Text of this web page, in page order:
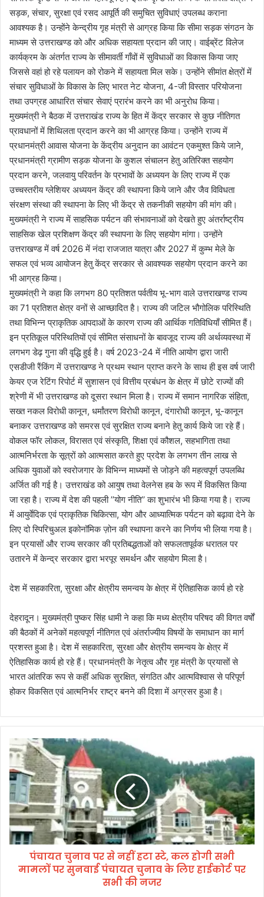
सड़क, संचार, सुरक्षा एवं रसद आपूर्ति की समुचित सुविधाएं उपलब्ध कराना
आवश्यक है। उन्होंने केन्द्रीय गृह मंत्री से आग्रह किया कि सीमा सड़क संगठन के
माध्यम से उत्तराखण्ड को और अधिक सहायता प्रदान की जाए। वाईब्रेंट विलेज
कार्यक्रम के अंतर्गत राज्य के सीमावर्ती गाँवों में सुविधाओं का विकास किया जाए
जिससे वहां हो रहे पलायन को रोकने में सहायता मिल सके। उन्होंने सीमांत क्षेत्रों में
संचार सुविधाओं के विकास के लिए भारत नेट योजना, 4-जी विस्तार परियोजना
तथा उपग्रह आधारित संचार सेवाएं प्रारंभ करने का भी अनुरोध किया।
मुख्यमंत्री ने बैठक में उत्तराखंड राज्य के हित में केंद्र सरकार से कुछ नीतिगत
प्रावधानों में शिथिलता प्रदान करने का भी आग्रह किया। उन्होंने राज्य में
प्रधानमंत्री आवास योजना के केंद्रीय अनुदान का आवंटन एकमुश्त किये जाने,
प्रधानमंत्री ग्रामीण सड़क योजना के कुशल संचालन हेतु अतिरिक्त सहयोग
प्रदान करने, जलवायु परिवर्तन के प्रभावों के अध्ययन के लिए राज्य में एक
उच्चस्तरीय ग्लेशियर अध्ययन केंद्र की स्थापना किये जाने और जैव विविधता
संरक्षण संस्था की स्थापना के लिए भी केंद्र से तकनीकी सहयोग की मांग की।
मुख्यमंत्री ने राज्य में साहसिक पर्यटन की संभावनाओं को देखते हुए अंतर्राष्ट्रीय
साहसिक खेल प्रशिक्षण केंद्र की स्थापना के लिए सहयोग मांगा। उन्होंने
उत्तराखण्ड में वर्ष 2026 में नंदा राजजात यात्रा और 2027 में कुम्भ मेले के
सफल एवं भव्य आयोजन हेतु केंद्र सरकार से आवश्यक सहयोग प्रदान करने का
भी आग्रह किया।
मुख्यमंत्री ने कहा कि लगभग 80 प्रतिशत पर्वतीय भू-भाग वाले उत्तराखण्ड राज्य
का 71 प्रतिशत क्षेत्र वनों से आच्छादित है। राज्य की जटिल भौगोलिक परिस्थिति
तथा विभिन्न प्राकृतिक आपदाओं के कारण राज्य की आर्थिक गतिविधियाँ सीमित हैं।
इन प्रतिकूल परिस्थितियों एवं सीमित संसाधनों के बावजूद राज्य की अर्थव्यवस्था में
लगभग डेढ़ गुना की वृद्धि हुई है। वर्ष 2023-24 में नीति आयोग द्वारा जारी
एसडीजी रैंकिंग में उत्तराखण्ड ने प्रथम स्थान प्राप्त करने के साथ ही इस वर्ष जारी
केयर एज रेटिंग रिपोर्ट में सुशासन एवं वित्तीय प्रबंधन के क्षेत्र में छोटे राज्यों की
श्रेणी में भी उत्तराखण्ड को दूसरा स्थान मिला है। राज्य में समान नागरिक संहिता,
सख्त नकल विरोधी कानून, धर्मांतरण विरोधी कानून, दंगारोधी कानून, भू-कानून
बनाकर उत्तराखण्ड को समरस एवं सुरक्षित राज्य बनाने हेतु कार्य किये जा रहे हैं।
वोकल फॉर लोकल, विरासत एवं संस्कृति, शिक्षा एवं कौशल, सहभागिता तथा
आत्मनिर्भरता के सूत्रों को आत्मसात करते हुए प्रदेश के लगभग तीन लाख से
अधिक युवाओं को स्वरोजगार के विभिन्न माध्यमों से जोड़ने की महत्वपूर्ण उपलब्धि
अर्जित की गई है। उत्तराखंड को आयुष तथा वेलनेस हब के रूप में विकसित किया
जा रहा है। राज्य में देश की पहली ’’योग नीति’’ का शुभारंभ भी किया गया है। राज्य
में आयुर्वेदिक एवं प्राकृतिक चिकित्सा, योग और आध्यात्मिक पर्यटन को बढ़ावा देने के
लिए दो स्पिरिचुअल इकोनॉमिक ज़ोन की स्थापना करने का निर्णय भी लिया गया है।
इन प्रयासों और राज्य सरकार की प्रतिबद्धताओं को सफलतापूर्वक धरातल पर
उतारने में केन्द्र सरकार द्वारा भरपूर समर्थन और सहयोग मिला है।
देश में सहकारिता, सुरक्षा और क्षेत्रीय समन्वय के क्षेत्र में ऐतिहासिक कार्य हो रहे
देहरादून। मुख्यमंत्री पुष्कर सिंह धामी ने कहा कि मध्य क्षेत्रीय परिषद की विगत वर्षों
की बैठकों में अनेकों महत्वपूर्ण नीतिगत एवं अंतर्राज्यीय विषयों के समाधान का मार्ग
प्रशस्त हुआ है। देश में सहकारिता, सुरक्षा और क्षेत्रीय समन्वय के क्षेत्र में
ऐतिहासिक कार्य हो रहे हैं। प्रधानमंत्री के नेतृत्व और गृह मंत्री के प्रयासों से
भारत आंतरिक रूप से कहीं अधिक सुरक्षित, संगठित और आत्मविश्वास से परिपूर्ण
होकर विकसित एवं आत्मनिर्भर राष्ट्र बनने की दिशा में अग्रसर हुआ है।
पं
चा
य
त
चु
ना
व
प
र
पंचायत चुनाव पर से नहीं हटा स्टे, कल होगी सभी
मामलों पर सुनवाई पंचायत चुनाव के लिए हाईकोर्ट पर
सभी की नजर